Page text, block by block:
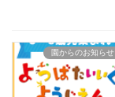
園からのお知らせ